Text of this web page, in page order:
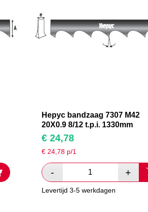
Hepyc bandzaag 7307 M42
20X0.9 8/12 t.p.i. 1330mm
€24,78
€ 24,78p/1
Levertijd 3-5 werkdagen